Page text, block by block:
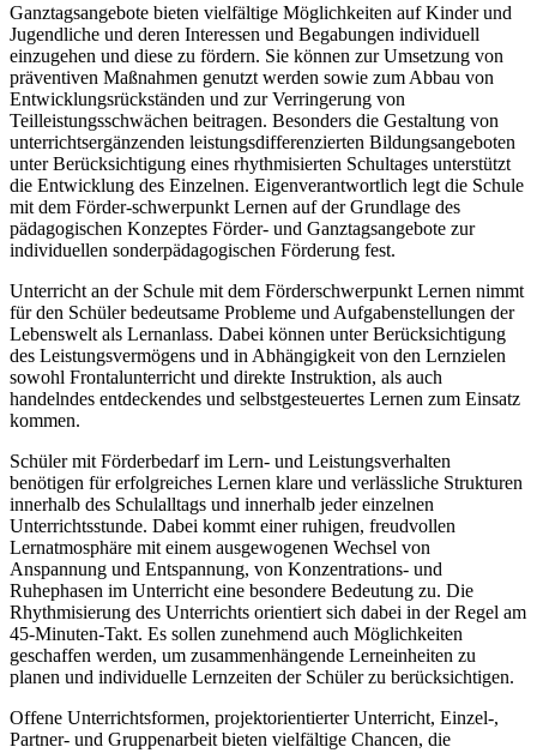
Ganztagsangebote bieten vielfältige Möglichkeiten auf Kinder und
Jugendliche und deren Interessen und Begabungen individuell
einzugehen und diese zu fördern. Sie können zur Umsetzung von
präventiven Maßnahmen genutzt werden sowie zum Abbau von
Entwicklungsrückständen und zur Verringerung von
Teilleistungsschwächen beitragen. Besonders die Gestaltung von
unterrichtsergänzenden leistungsdifferenzierten Bildungsangeboten
unter Berücksichtigung eines rhythmisierten Schultages unterstützt
die Entwicklung des Einzelnen. Eigenverantwortlich legt die Schule
mit dem Förder-schwerpunkt Lernen auf der Grundlage des
pädagogischen Konzeptes Förder- und Ganztagsangebote zur
individuellen sonderpädagogischen Förderung fest.
Unterricht an der Schule mit dem Förderschwerpunkt Lernen nimmt
für den Schüler bedeutsame Probleme und Aufgabenstellungen der
Lebenswelt als Lernanlass. Dabei können unter Berücksichtigung
des Leistungsvermögens und in Abhängigkeit von den Lernzielen
sowohl Frontalunterricht und direkte Instruktion, als auch
handelndes entdeckendes und selbstgesteuertes Lernen zum Einsatz
kommen.
Schüler mit Förderbedarf im Lern- und Leistungsverhalten
benötigen für erfolgreiches Lernen klare und verlässliche Strukturen
innerhalb des Schulalltags und innerhalb jeder einzelnen
Unterrichtsstunde. Dabei kommt einer ruhigen, freudvollen
Lernatmosphäre mit einem ausgewogenen Wechsel von
Anspannung und Entspannung, von Konzentrations- und
Ruhephasen im Unterricht eine besondere Bedeutung zu. Die
Rhythmisierung des Unterrichts orientiert sich dabei in der Regel am
45-Minuten-Takt. Es sollen zunehmend auch Möglichkeiten
geschaffen werden, um zusammenhängende Lerneinheiten zu
planen und individuelle Lernzeiten der Schüler zu berücksichtigen.
Offene Unterrichtsformen, projektorientierter Unterricht, Einzel-,
Partner- und Gruppenarbeit bieten vielfältige Chancen, die